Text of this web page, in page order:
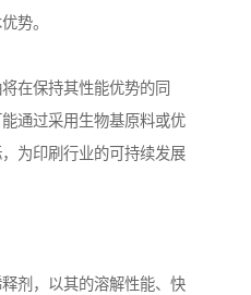
势。
在保持其性能优势的同
通过采用生物基原料或优
为印刷行业的可持续发展
剂，以其的溶解性能、快